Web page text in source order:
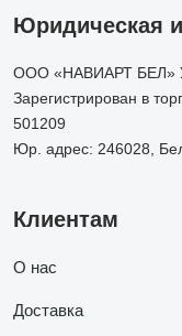
Юридическая
ООО «НАВИАРТ БЕЛ»
Зарегистрирован в
501209
Юр. адрес: 246028,
Клиентам
О нас
Доставка